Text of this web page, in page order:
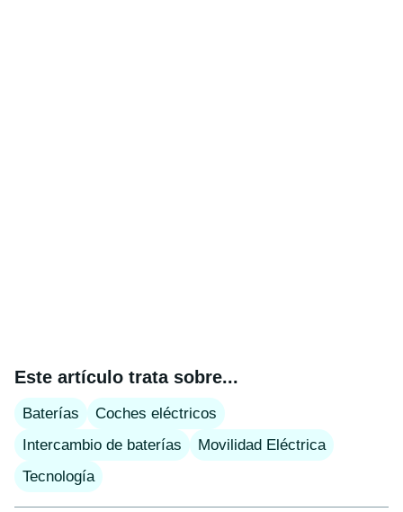
Este artículo trata sobre...
Baterías
Coches eléctricos
Intercambio de baterías
Movilidad Eléctrica
Tecnología